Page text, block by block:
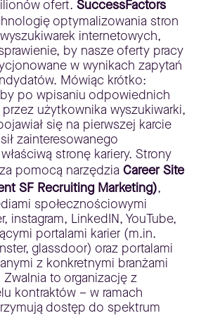
ofert. SuccessFactors
optymalizowania stron
internetowych,
by nasze oferty pracy
w wynikach zapytań
Mówiąc krótko:
po wpisaniu odpowiednich
użytkownika wyszukiwarki,
się na pierwszej karcie
zainteresowanego
stronę kariery. Strony
pomocą narzędzia Career Site
SF Recruiting Marketing),
społecznościowymi
instagram, LinkedIN, YouTube,
portalami karier (m.in.
glassdoor) oraz portalami
z konkretnymi branżami
to organizację z
kontraktów – w ramach
dostęp do spektrum